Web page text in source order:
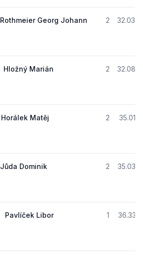
Rothmeier Georg Johann 2 32.038
Hložný Marián 2 32.087
Horálek Matěj 2 35.011
Jůda Dominik 2 35.035
Pavlíček Libor 1 36.331